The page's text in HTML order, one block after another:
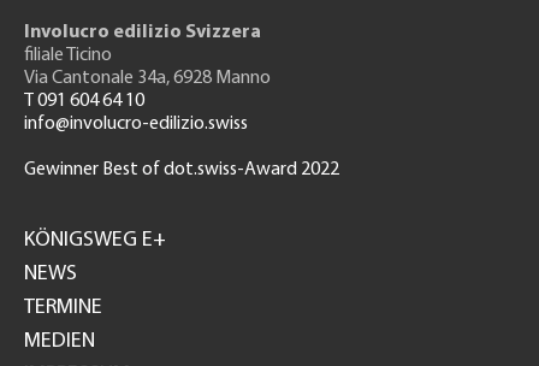
Involucro edilizio Svizzera
filiale Ticino
Via Cantonale 34a, 6928 Manno
T 091 604 64 10
info@involucro-edilizio.swiss
Gewinner Best of dot.swiss-Award 2022
GH
KÖNIGSWEG E+
NEWS
TERMINE
MEDIEN